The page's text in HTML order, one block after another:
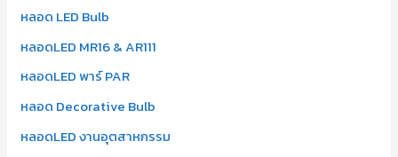
f
o
r
:
หลอด LED Bulb
หลอดLED MR16 & AR111
หลอดLED พาร์ PAR
หลอด Decorative Bulb
หลอดLED งานอุตสาหกรรม